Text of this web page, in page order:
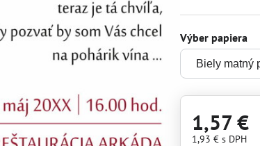
Výber papiera
1,57 €
1,93 €s DPH